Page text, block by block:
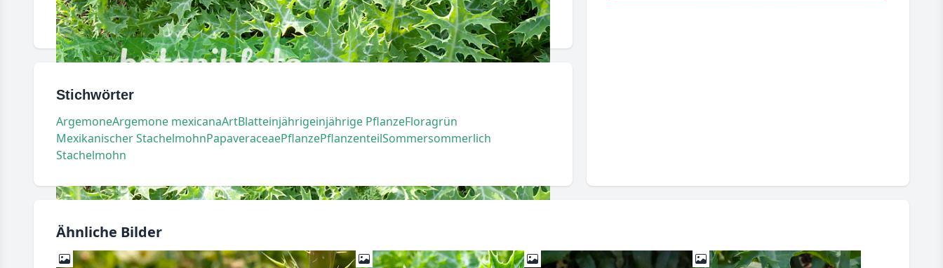
Stichwörter
ArgemoneArgemone mexicanaArtBlatteinjährigeinjährige PflanzeFloragrün
Mexikanischer StachelmohnPapaveraceaePflanzePflanzenteilSommersommerlich
Stachelmohn
Ähnliche Bilder